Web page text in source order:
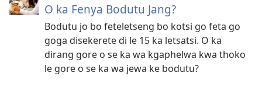
O ka Fenya Bodutu Jang?
Bodutu jo bo feteletseng bo kotsi go feta go
goga disekerete di le 15 ka letsatsi. O ka
dirang gore o se ka wa kgaphelwa kwa thoko
le gore o se ka wa jewa ke bodutu?